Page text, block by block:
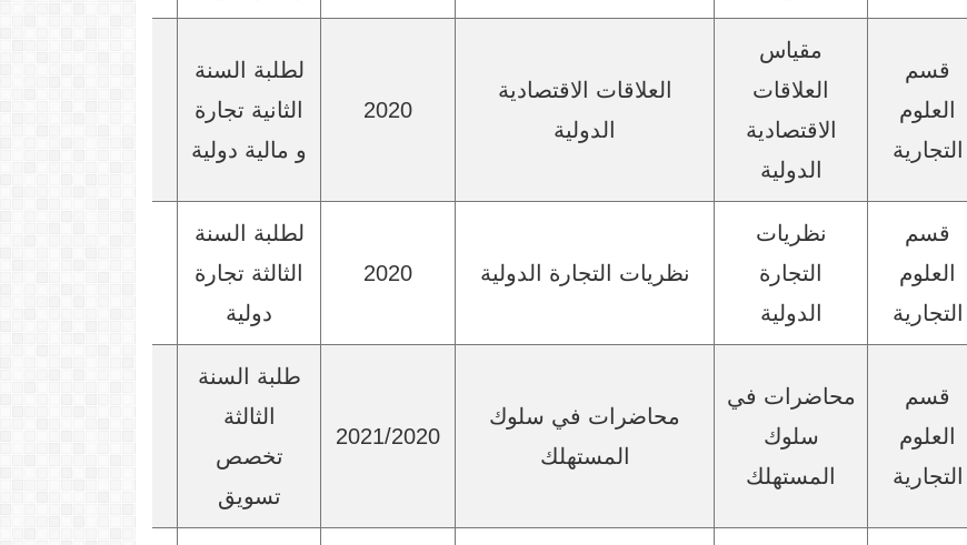
قسم
العلوم
التجارية
مقياس
العلاقات
الاقتصادية
الدولية
العلاقات الاقتصادية
الدولية
2020
لطلبة السنة
الثانية تجارة
و مالية دولية
قسم
العلوم
التجارية
نظريات
التجارة
الدولية
نظريات التجارة الدولية 2020
لطلبة السنة
الثالثة تجارة
دولية
قسم
العلوم
التجارية
محاضرات في
سلوك
المستهلك
محاضرات في سلوك
المستهلك
2021/2020
طلبة السنة
الثالثة
تخصص
تسويق